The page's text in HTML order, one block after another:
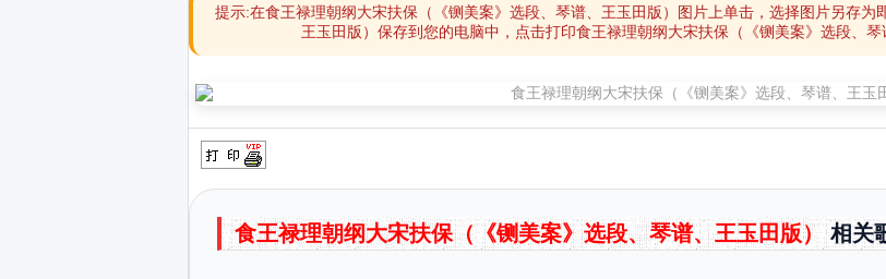
提示:在食王禄理朝纲大宋扶保（《铡美案》选段、琴谱、王玉田版）图片上单击，选择图片另存为
王玉田版）保存到您的电脑中，点击打印食王禄理朝纲大宋扶保（《铡美案》选段、琴
食王禄理朝纲大宋扶保（《铡美案》选段、琴谱、王玉田版）相关